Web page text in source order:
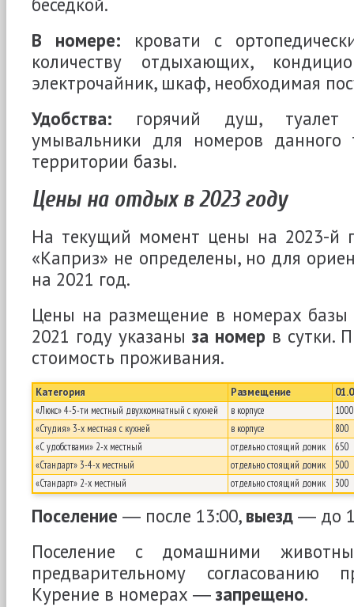
В номере: кровати с
количеству отдыхающих,
электрочайник, шкаф, необходимая
Удобства: горячий душ,
умывальники для номеров данного
территории базы.
Цены на отдых в 2023 году
На текущий момент цены на 2023-й
«Каприз» не определены, но для
на 2021 год.
Цены на размещение в номерах
2021 году указаны за номер в сутки.
стоимость проживания.
Категория Размещение
«Люкс» 4-5-ти местный двухкомнатный с кухней
в корпусе
1000
«Студия» 3-х местная с кухней
в корпусе
800
«С удобствами» 2-х местный
отдельно стоящий домик
650
«Стандарт» 3-4-х местный
отдельно стоящий домик
500
«Стандарт» 2-х местный
отдельно стоящий домик 300
Поселение ― после 13:00, выезд ― до
Поселение с домашними
предварительному согласованию
Курение в номерах ― запрещено.